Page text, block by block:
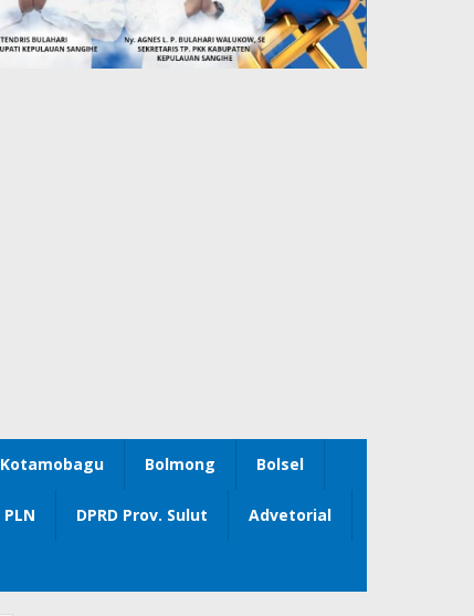
Kotamobagu Bolmong Bolsel
PLN DPRD Prov. Sulut Advetorial